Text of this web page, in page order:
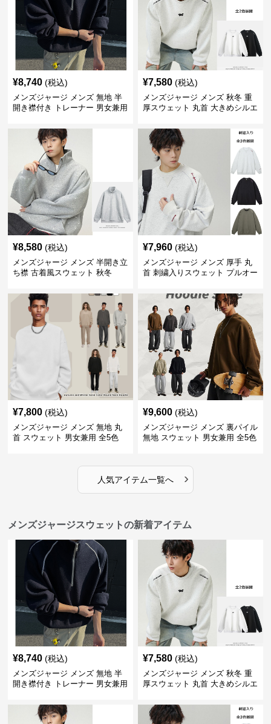
¥8,740 (税込)
メンズジャージ メンズ 無地 半
開き襟付き トレーナー 男女兼用
¥7,580 (税込)
メンズジャージ メンズ 秋冬 重
厚スウェット 丸首 大きめシルエ
¥8,580 (税込)
メンズジャージ メンズ 半開き立
ち襟 古着風スウェット 秋冬
¥7,960 (税込)
メンズジャージ メンズ 厚手 丸
首 刺繍入りスウェット プルオー
¥7,800 (税込)
メンズジャージ メンズ 無地 丸
首 スウェット 男女兼用 全5色
¥9,600 (税込)
メンズジャージ メンズ 裏パイル
無地 スウェット 男女兼用 全5色
人気アイテム一覧へ ›
メンズジャージスウェットの新着アイテム
¥8,740 (税込)
メンズジャージ メンズ 無地 半
開き襟付き トレーナー 男女兼用
¥7,580 (税込)
メンズジャージ メンズ 秋冬 重
厚スウェット 丸首 大きめシルエ